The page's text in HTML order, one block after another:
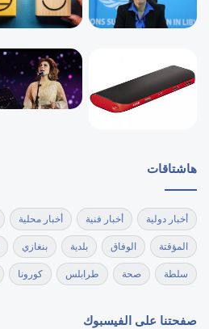
هاشتاقات
أخبار دولية أخبار فنية أخبار محلية
المؤقتة الوفاق بلدية بنغازي
سلطة صحة طرابلس كورونا
صفحتنا على الفيسبوك